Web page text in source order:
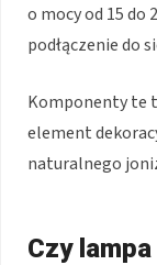
o mocy od 15 do
podłączenie do
Komponenty te
element
naturalnego
Czy